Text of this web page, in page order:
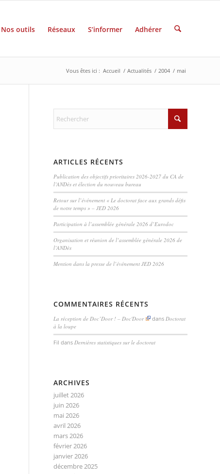
Nos outils Réseaux S’informer Adhérer
Vous êtes ici : Accueil / Actualités / 2004 / mai
ARTICLES RÉCENTS
Publication des objectifs prioritaires 2026-2027 du CA de
l’ANDès et élection du nouveau bureau
Retour sur l’événement « Le doctorat face aux grands défis
de notre temps » – JED 2026
Participation à l’assemblée générale 2026 d’Eurodoc
Organisation et réunion de l’assemblée générale 2026 de
l’ANDès
Mention dans la presse de l’événement JED 2026
COMMENTAIRES RÉCENTS
La réception de Doc’Door ! – Doc'Door dans Doctorat
à la loupe
Fil dansDernières statistiques sur le doctorat
ARCHIVES
juillet 2026
juin 2026
mai 2026
avril 2026
mars 2026
février 2026
janvier 2026
décembre 2025